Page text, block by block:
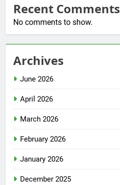
Recent Comments
No comments to show.
Archives
June 2026
April 2026
March 2026
February 2026
January 2026
December 2025